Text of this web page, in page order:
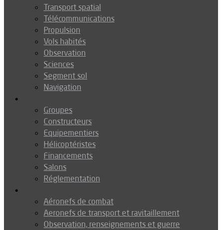
Transport spatial
Télécommunications
Propulsion
Vols habités
Observation
Sciences
Segment sol
Navigation
Groupes
Constructeurs
Equipementiers
Hélicoptéristes
Financements
Salons
Réglementation
Aéronefs de combat
Aeronefs de transport et ravitaillement
Observation, renseignements et guerre